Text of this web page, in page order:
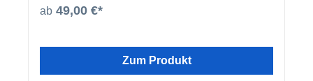
homogenes Gesamtbild.
ab 49,00 €*
Zum Produkt